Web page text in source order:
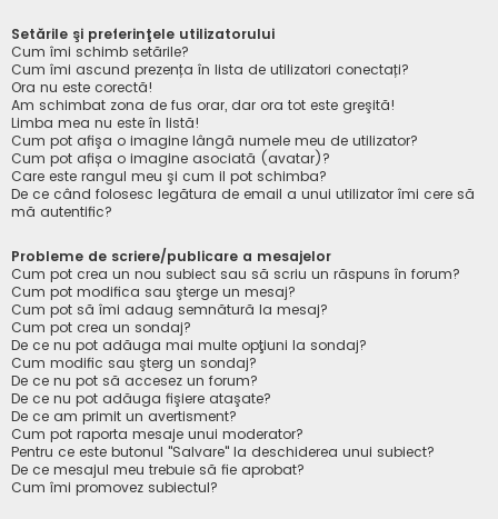
Setările şi preferinţele utilizatorului
Cum îmi schimb setările?
Cum îmi ascund prezența în lista de utilizatori conectați?
Ora nu este corectă!
Am schimbat zona de fus orar, dar ora tot este greşită!
Limba mea nu este în listă!
Cum pot afişa o imagine lângă numele meu de utilizator?
Cum pot afișa o imagine asociată (avatar)?
Care este rangul meu şi cum il pot schimba?
De ce când folosesc legătura de email a unui utilizator îmi cere să
mă autentific?
Probleme de scriere/publicare a mesajelor
Cum pot crea un nou subiect sau să scriu un răspuns în forum?
Cum pot modifica sau şterge un mesaj?
Cum pot să îmi adaug semnătură la mesaj?
Cum pot crea un sondaj?
De ce nu pot adăuga mai multe opţiuni la sondaj?
Cum modific sau şterg un sondaj?
De ce nu pot să accesez un forum?
De ce nu pot adăuga fişiere ataşate?
De ce am primit un avertisment?
Cum pot raporta mesaje unui moderator?
Pentru ce este butonul "Salvare" la deschiderea unui subiect?
De ce mesajul meu trebuie să fie aprobat?
Cum îmi promovez subiectul?